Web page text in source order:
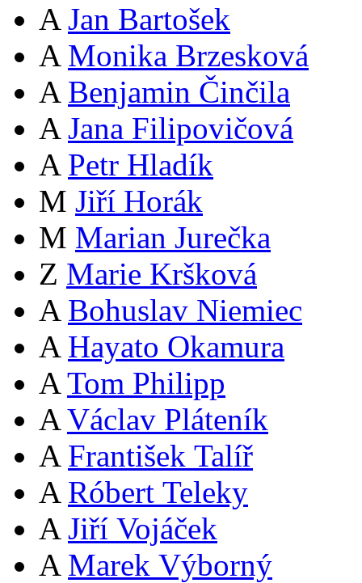
A Jan Bartošek
A Monika Brzesková
A Benjamin Činčila
A Jana Filipovičová
A Petr Hladík
M Jiří Horák
M Marian Jurečka
Z Marie Kršková
A Bohuslav Niemiec
A Hayato Okamura
A Tom Philipp
A Václav Pláteník
A František Talíř
A Róbert Teleky
A Jiří Vojáček
A Marek Výborný